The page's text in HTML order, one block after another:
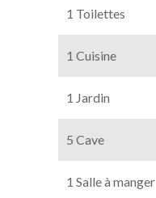
1 Toilettes
1 Cuisine
1 Jardin
5 Cave
1 Salle à manger